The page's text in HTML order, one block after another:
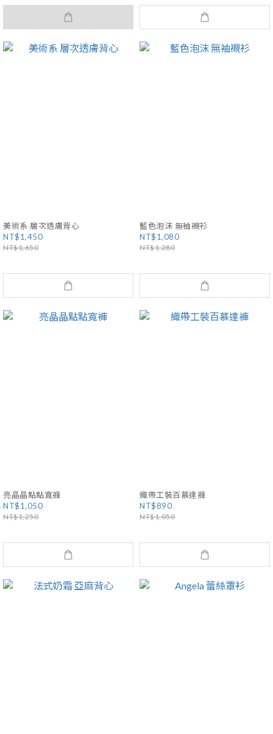
美術系 層次透膚背心
NT$1,450
NT$1,650
藍色泡沫 無袖襯衫
NT$1,080
NT$1,280
亮晶晶點點寬褲
NT$1,050
NT$1,250
織帶工裝百慕達褲
NT$890
NT$1,050